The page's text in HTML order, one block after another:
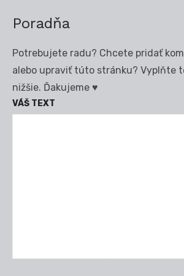
Poradňa
Potrebujete radu? Chcete pridať
alebo upraviť túto stránku? Vyplňte
nižšie. Ďakujeme ♥
VÁŠ TEXT